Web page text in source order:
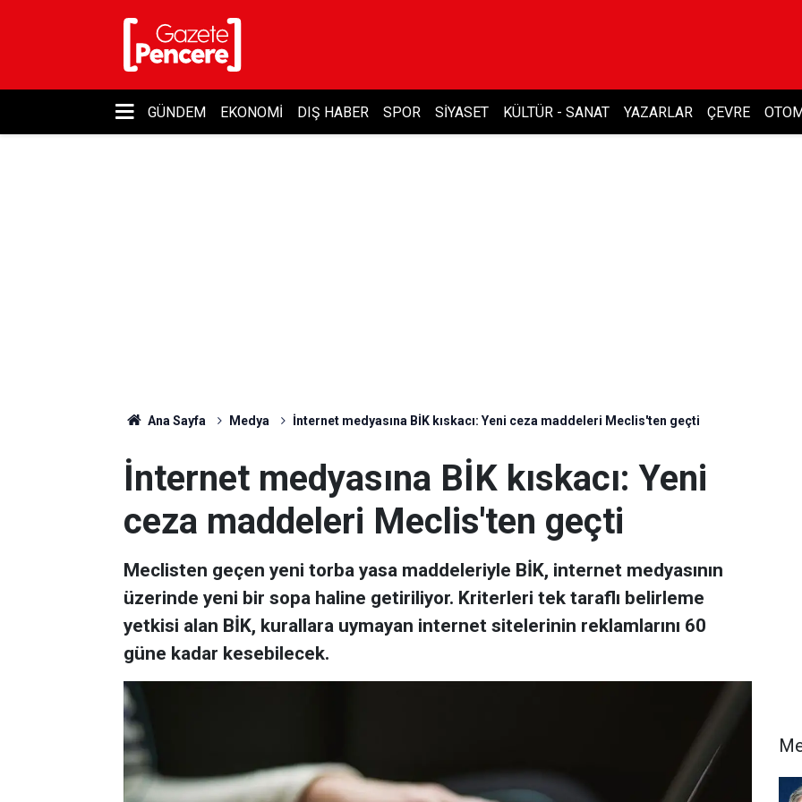
GÜNDEM EKONOMI DIŞ HABER SPOR SIYASET KÜLTÜR - SANAT YAZARLAR ÇEVRE
Ana Sayfa Medya İnternet medyasına BİK kıskacı: Yeni ceza maddeleri Meclis'ten geçti
İnternet medyasına BİK kıskacı: Yeni
ceza maddeleri Meclis'ten geçti
Meclisten geçen yeni torba yasa maddeleriyle BİK, internet medyasının
üzerinde yeni bir sopa haline getiriliyor. Kriterleri tek taraflı belirleme
yetkisi alan BİK, kurallara uymayan internet sitelerinin reklamlarını 60
güne kadar kesebilecek.